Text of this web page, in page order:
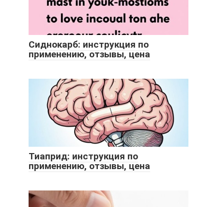
Сиднокарб: инструкция по
применению, отзывы, цена
Тиаприд: инструкция по
применению, отзывы, цена